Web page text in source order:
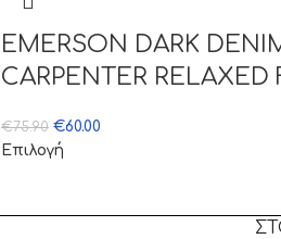
EMERSON DARK
CARPENTER RELAXED
€75.90 €60.00
Επιλογή